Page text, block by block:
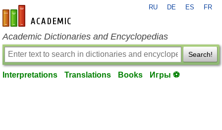
en-academic.com
RU DE ES FR
Academic Dictionaries and Encyclopedias
Search!
Interpretations Translations Books Игры ⚽